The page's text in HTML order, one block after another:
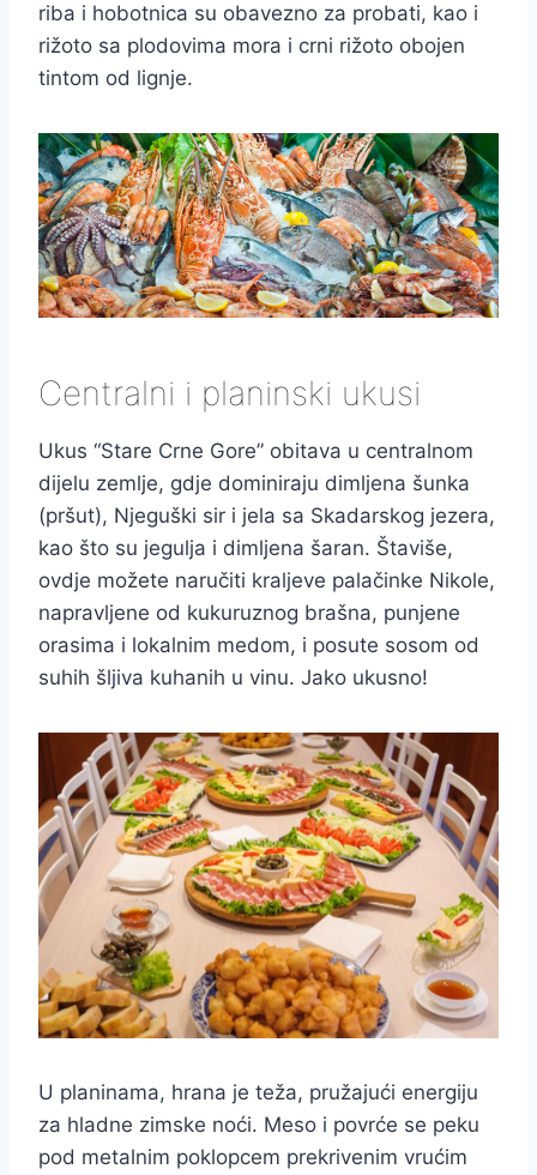
riba i hobotnica su obavezno za probati, kao i
rižoto sa plodovima mora i crni rižoto obojen
tintom od lignje.
Centralni i planinski ukusi
Ukus “Stare Crne Gore” obitava u centralnom
dijelu zemlje, gdje dominiraju dimljena šunka
(pršut), Njeguški sir i jela sa Skadarskog jezera,
kao što su jegulja i dimljena šaran. Štaviše,
ovdje možete naručiti kraljeve palačinke Nikole,
napravljene od kukuruznog brašna, punjene
orasima i lokalnim medom, i posute sosom od
suhih šljiva kuhanih u vinu. Jako ukusno!
U planinama, hrana je teža, pružajući energiju
za hladne zimske noći. Meso i povrće se peku
pod metalnim poklopcem prekrivenim vrućim